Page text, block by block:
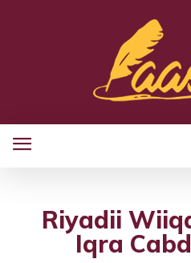
Riyadii
Iqra